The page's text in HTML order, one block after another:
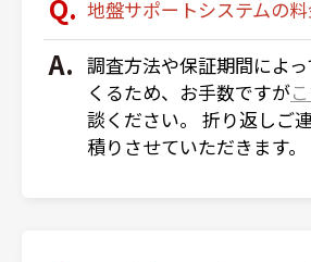
地盤サポートシステムの料
調査方法や保証期間によ
くるため、お手数ですが
談ください。 折り返しご
積りさせていただきます。